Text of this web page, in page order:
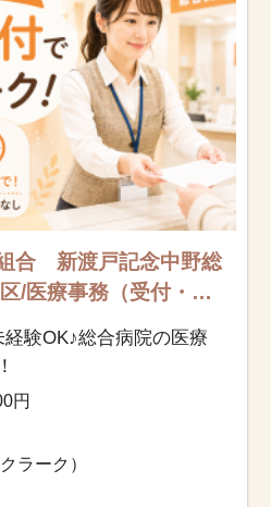
合 新渡戸記念中野総
/医療事務（受付・ク
経験OK♪総合病院の医療
円
ラーク）